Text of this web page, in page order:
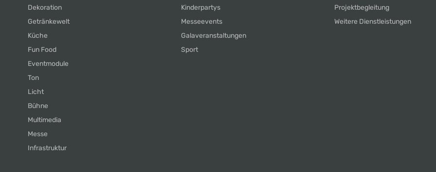
Dekoration
Getränkewelt
Küche
Fun Food
Eventmodule
Ton
Licht
Bühne
Multimedia
Messe
Infrastruktur
Kinderpartys
Messeevents
Galaveranstaltungen
Sport
Projektbegleitung
Weitere Dienstleistungen